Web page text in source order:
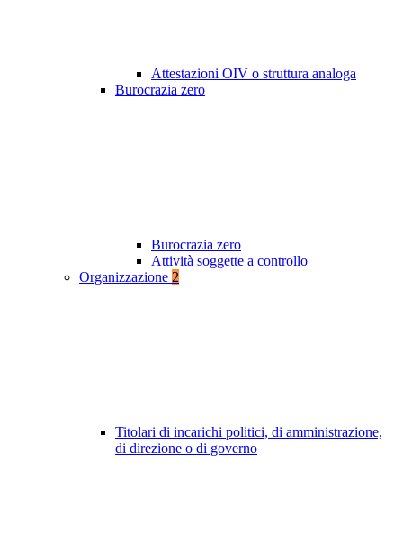
Attestazioni OIV o struttura analoga
Burocrazia zero
Burocrazia zero
Attività soggette a controllo
Organizzazione 2
Titolari di incarichi politici, di amministrazione,
di direzione o di governo